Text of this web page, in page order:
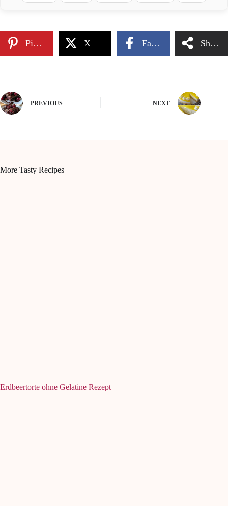
Pinterest X Facebook Share
PREVIOUS NEXT
More Tasty Recipes
Erdbeertorte ohne Gelatine Rezept